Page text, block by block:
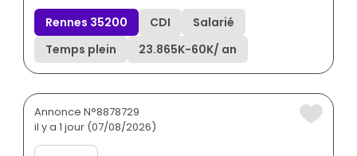
Rennes 35200 CDI
Salarié
Temps plein
23.865K-60K/ an
Annonce N°8878729
il y a 1 jour (07/08/2026)